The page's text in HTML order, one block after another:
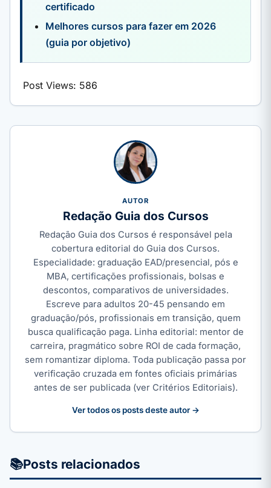
certificado
Melhores cursos para fazer em 2026
(guia por objetivo)
Post Views: 586
AUTOR
Redação Guia dos Cursos
Redação Guia dos Cursos é responsável pela
cobertura editorial do Guia dos Cursos.
Especialidade: graduação EAD/presencial, pós e
MBA, certificações profissionais, bolsas e
descontos, comparativos de universidades.
Escreve para adultos 20-45 pensando em
graduação/pós, profissionais em transição, quem
busca qualificação paga. Linha editorial: mentor de
carreira, pragmático sobre ROI de cada formação,
sem romantizar diploma. Toda publicação passa por
verificação cruzada em fontes oficiais primárias
antes de ser publicada (ver Critérios Editoriais).
Ver todos os posts deste autor →
📚Posts relacionados